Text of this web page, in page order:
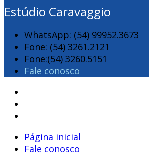
Estúdio Caravaggio
WhatsApp: (54) 99952.3673
Fone: (54) 3261.2121
Fone:(54) 3260.5151
Fale conosco
Página inicial
Fale conosco